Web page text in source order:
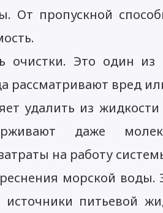
От пропускной
очистки. Это один
рассматривают вред
удалить из
даже
на работу
морской воды.
источники питьевой